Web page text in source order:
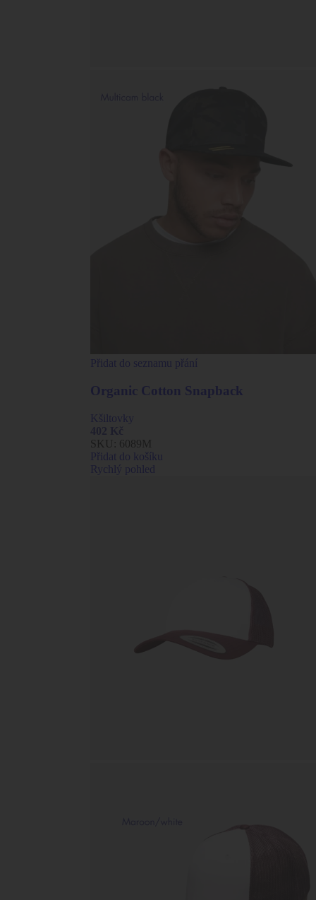
Přidat do seznamu přání
Organic Cotton Snapback
Kšiltovky
SKU: 6089M
Přidat do košíku
Rychlý pohled